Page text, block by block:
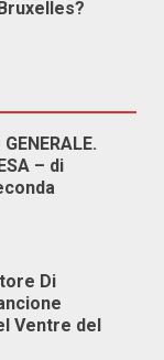
– di
Di
Ventre del